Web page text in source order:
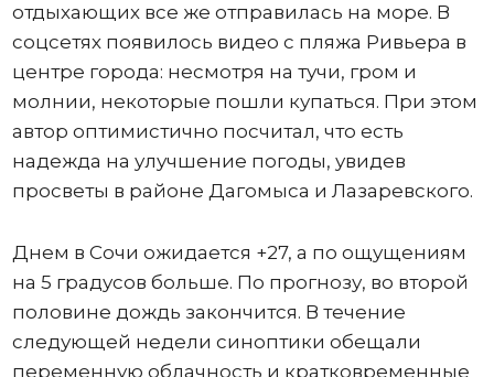
отдыхающих все же отправилась на море. В
соцсетях появилось видео с пляжа Ривьера в
центре города: несмотря на тучи, гром и
молнии, некоторые пошли купаться. При этом
автор оптимистично посчитал, что есть
надежда на улучшение погоды, увидев
просветы в районе Дагомыса и Лазаревского.
Днем в Сочи ожидается +27, а по ощущениям
на 5 градусов больше. По прогнозу, во второй
половине дождь закончится. В течение
следующей недели синоптики обещали
переменную облачность и кратковременные